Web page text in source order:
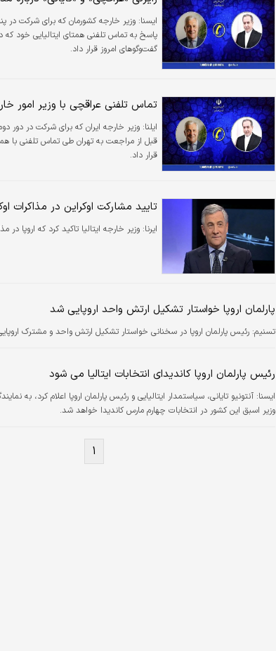
ايسنا: وزیر خارجه کشورمان که برای شرکت در
پاسخ به تماس تلفنی همتای ایتالیایی خود
گفت‌وگوهای امروز قرار داد.
تماس تلفنی عراقچی با وزیر امور
ایلنا: وزیر خارجه ایران که برای شرکت در دور
قبل از مراجعت به تهران طی تماس تلفنی با
قرار داد.
تایید مشارکت اوکراین در مذاکرات
ایرنا: وزیر خارجه ایتالیا تاکید کرد که اروپا
پارلمان اروپا خواستار تشکیل ارتش واحد اروپایی شد
تسنیم: رئیس پارلمان اروپا در سخنانی خواستار تشکیل ارتش واحد و مشترک
رئیس پارلمان اروپا کاندیدای انتخابات ایتالیا می شود
ايسنا: آنتونیو تایانی، سیاستمدار ایتالیایی و رئیس پارلمان اروپا اعلام کرد، به
وزیر اسبق این کشور در انتخابات چهارم مارس کاندیدا خواهد شد.
۱